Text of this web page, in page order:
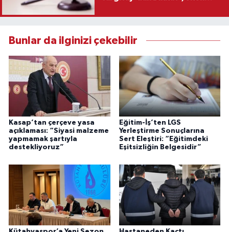
Bunlar da ilginizi çekebilir
Kasap’tan çerçeve yasa
açıklaması: “Siyasi malzeme
yapmamak şartıyla
destekliyoruz”
Eğitim-İş’ten LGS
Yerleştirme Sonuçlarına
Sert Eleştiri: “Eğitimdeki
Eşitsizliğin Belgesidir”